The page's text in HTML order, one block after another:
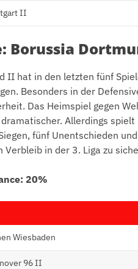
II
Borussia
II hat in den letzten fünf
Besonders in der
Das Heimspiel gegen
Allerdings
fünf Unentschieden
Verbleib in der 3. Liga zu
20%
Wiesbaden
96 II